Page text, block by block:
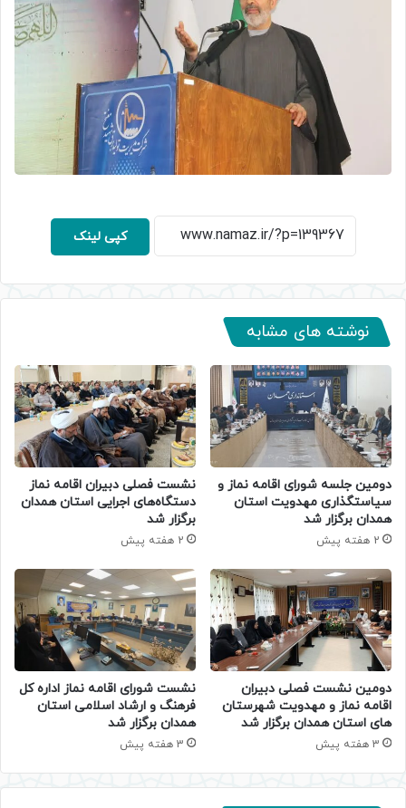
کپی لینک
نوشته های مشابه
دومین جلسه شورای اقامه نماز و
سیاستگذاری مهدویت استان
همدان برگزار شد
2 هفته پیش
نشست فصلی دبیران اقامه نماز
دستگاه‌های اجرایی استان همدان
برگزار شد
2 هفته پیش
دومین نشست فصلی دبیران
اقامه نماز و مهدویت شهرستان
های استان همدان برگزار شد
3 هفته پیش
نشست شورای اقامه نماز اداره کل
فرهنگ و ارشاد اسلامی استان
همدان برگزار شد
3 هفته پیش